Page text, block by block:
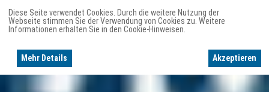
Diese Seite verwendet Cookies. Durch die weitere Nutzung der
Webseite stimmen Sie der Verwendung von Cookies zu. Weitere
Informationen erhalten Sie in den Cookie-Hinweisen.
Mehr Details Akzeptieren